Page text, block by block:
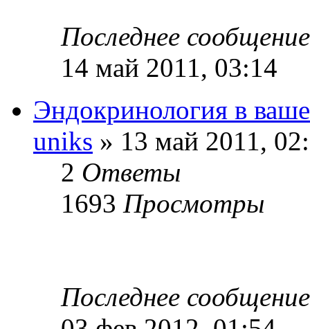
Последнее
14 май 2011, 03:14
Эндокринология в
uniks » 13 май 2011,
2 Ответы
1693 Просмотры
Последнее